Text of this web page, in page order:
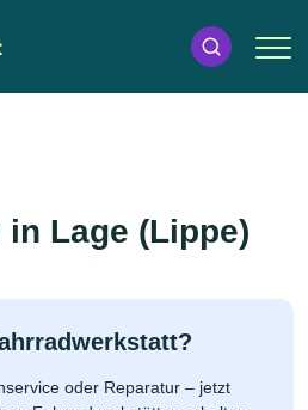
Lage (Lippe)
oder Reparatur – jetzt